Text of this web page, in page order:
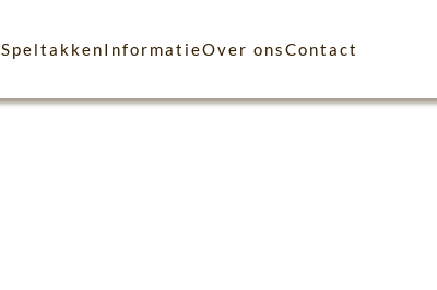
SpeltakkenInformatieOver onsContact